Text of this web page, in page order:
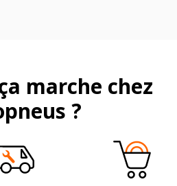
marche chez
?